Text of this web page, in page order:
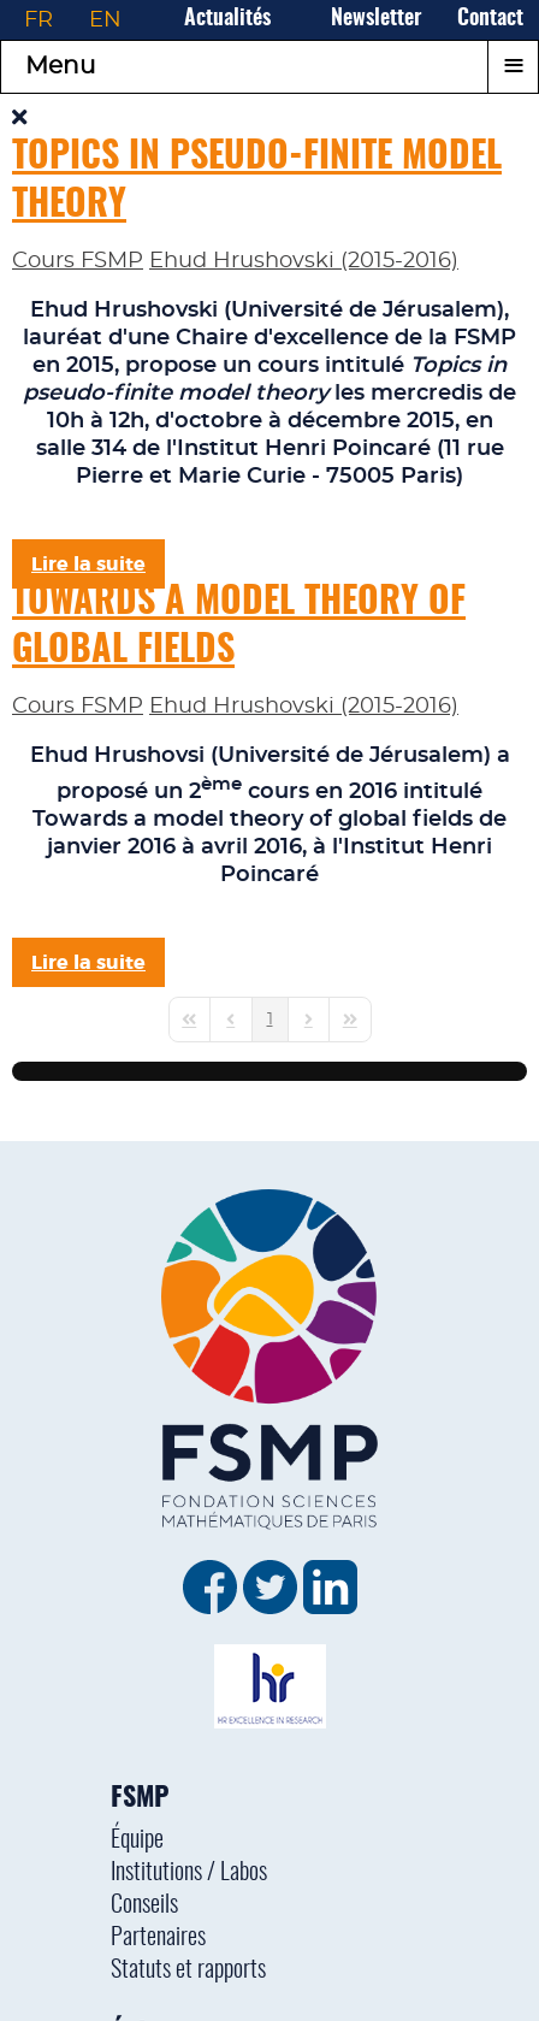
Actualités Newsletter Contact
FR EN
Menu ≡
TOPICS IN PSEUDO-FINITE MODEL
THEORY
Cours FSMP Ehud Hrushovski (2015-2016)
Ehud Hrushovski (Université de Jérusalem),
lauréat d'une Chaire d'excellence de la FSMP
en 2015, propose un cours intitulé Topics in
pseudo‑finite model theoryles mercredis de
10h à 12h, d'octobre à décembre 2015, en
salle 314 de l'Institut Henri Poincaré (11 rue
Pierre et Marie Curie - 75005 Paris)
Lire la suite
TOWARDS A MODEL THEORY OF
GLOBAL FIELDS
Cours FSMP Ehud Hrushovski (2015-2016)
Ehud Hrushovsi (Université de Jérusalem) a
proposé un 2ème cours en 2016 intitulé
Towards a model theory of global fields de
janvier 2016 à avril 2016, à l'Institut Henri
Poincaré
Lire la suite
First PagePrevious PageNext PageLast Page
FSMP
Équipe
Institutions / Labos
Conseils
Partenaires
Statuts et rapports